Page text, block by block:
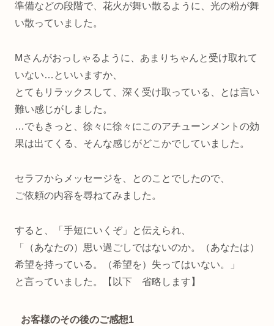
準備などの段階で、花火が舞い散るように、光の粉が舞
い散っていました。
Mさんがおっしゃるように、あまりちゃんと受け取れて
いない…といいますか、
とてもリラックスして、深く受け取っている、とは言い
難い感じがしました。
…でもきっと、徐々に徐々にこのアチューンメントの効
果は出てくる、そんな感じがどこかでしていました。
セラフからメッセージを、とのことでしたので、
ご依頼の内容を尋ねてみました。
すると、「手短にいくぞ」と伝えられ、
「（あなたの）思い過ごしではないのか。（あなたは）
希望を持っている。（希望を）失ってはいない。」
と言っていました。【以下 省略します】
お客様のその後のご感想1